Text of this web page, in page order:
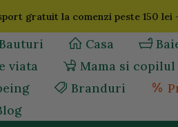
gratuit la comenzi peste 150 lei
Bauturi Casa
viata
Mama si copilul
Branduri